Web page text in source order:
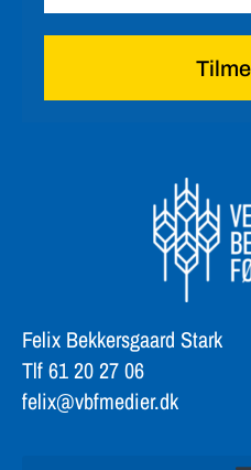
Felix Bekkersgaard Stark
Tlf 61 20 27 06
felix@vbfmedier.dk